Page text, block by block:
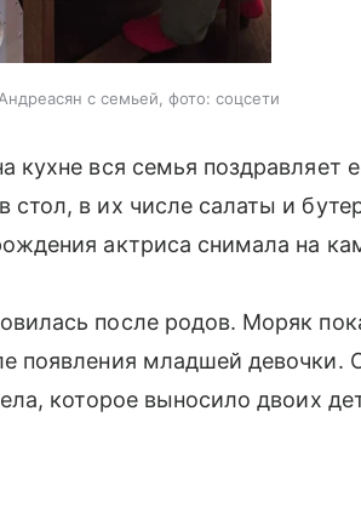
с семьей, фото: соцсети
кухне вся семья поздравляет
в их числе салаты и
актриса снимала на
после родов. Моряк
появления младшей девочки.
которое выносило двоих